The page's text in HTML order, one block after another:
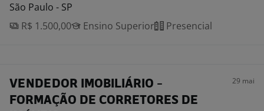
São Paulo - SP
R$ 1.500,00
Ensino Superior Presencial
VENDEDOR IMOBILIÁRIO -
FORMAÇÃO DE CORRETORES DE
29 mai